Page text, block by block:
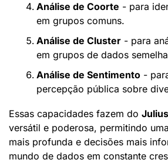
Análise de Coorte - para
em grupos comuns.
Análise de Cluster - para
em grupos de dados
Análise de Sentimento -
percepção pública sobre
Essas capacidades fazem do
versátil e poderosa, permitindo
mais profunda e decisões mais
mundo de dados em constante